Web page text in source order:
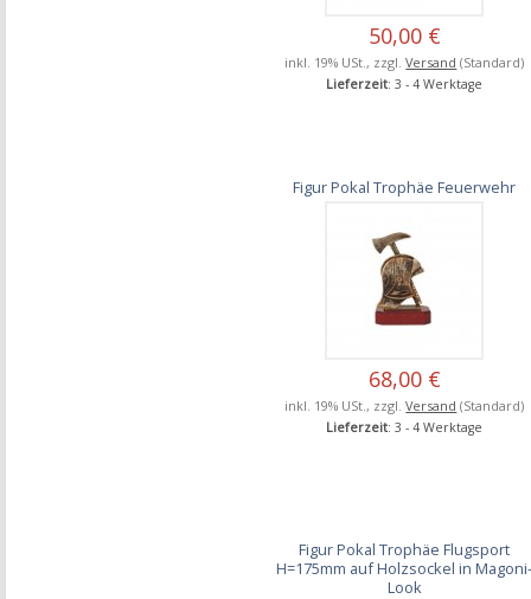
50,00 €
inkl. 19% USt., zzgl.Versand (Standard)
Lieferzeit: 3 - 4 Werktage
Figur Pokal Trophäe Feuerwehr
68,00 €
inkl. 19% USt., zzgl.Versand (Standard)
Lieferzeit: 3 - 4 Werktage
Figur Pokal Trophäe Flugsport
H=175mm auf Holzsockel in
Look